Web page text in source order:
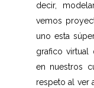
decir,
vemos
uno esta
grafico virtual
en nuestros
respeto al ver